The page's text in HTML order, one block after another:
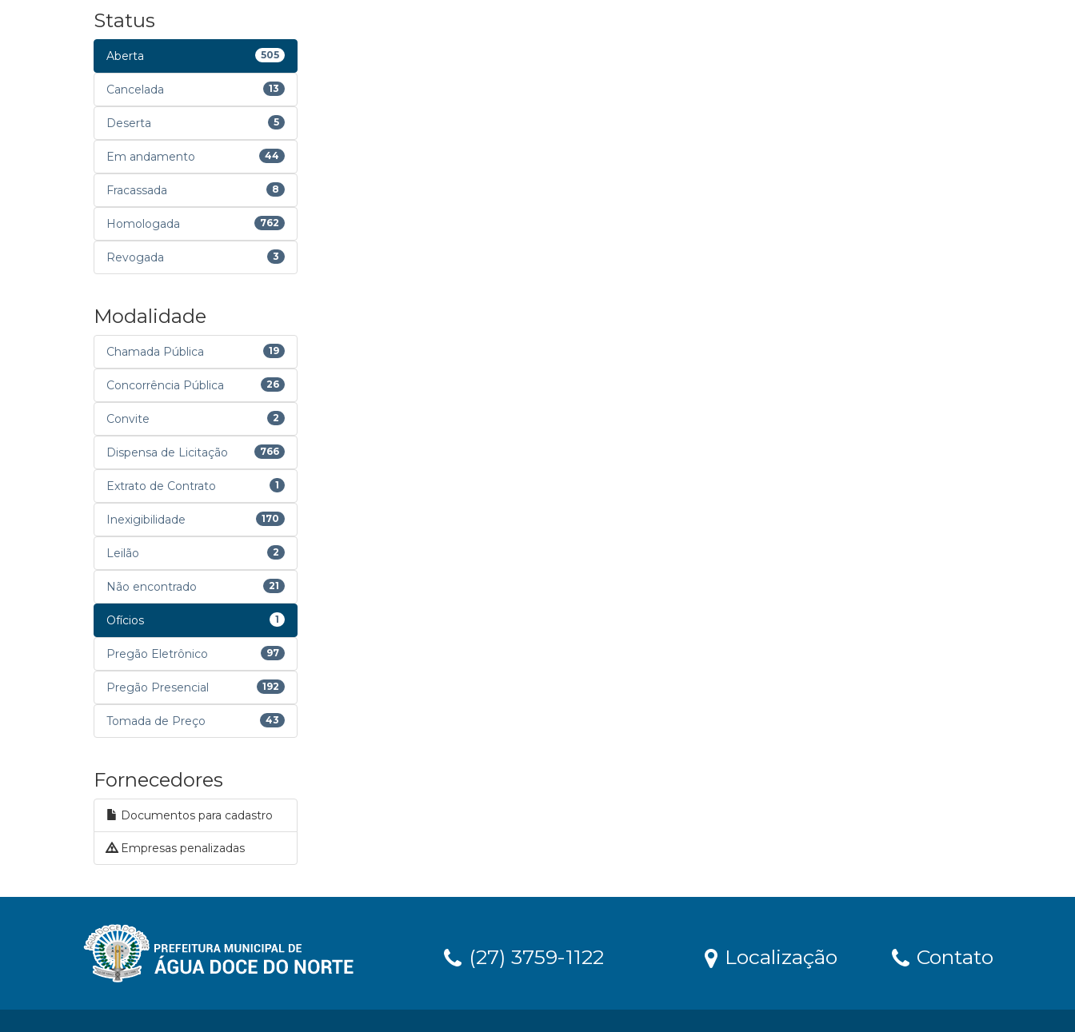
Status
Aberta 505
Cancelada 13
Deserta 5
Em andamento 44
Fracassada 8
Homologada 762
Revogada 3
Modalidade
Chamada Pública 19
Concorrência Pública 26
Convite 2
Dispensa de Licitação 766
Extrato de Contrato 1
Inexigibilidade 170
Leilão 2
Não encontrado 21
Ofícios 1
Pregão Eletrônico 97
Pregão Presencial 192
Tomada de Preço 43
Fornecedores
Documentos para cadastro
Empresas penalizadas
(27) 3759-1122 Localização Contato